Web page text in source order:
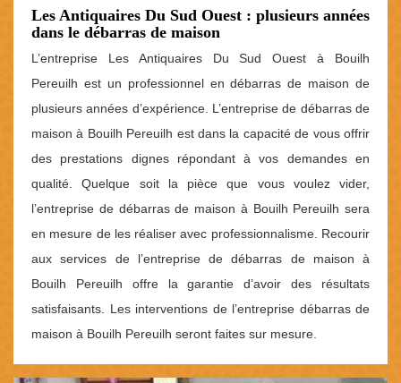
Les Antiquaires Du Sud Ouest : plusieurs années
dans le débarras de maison
L’entreprise Les Antiquaires Du Sud Ouest à Bouilh
Pereuilh est un professionnel en débarras de maison de
plusieurs années d’expérience. L’entreprise de débarras de
maison à Bouilh Pereuilh est dans la capacité de vous offrir
des prestations dignes répondant à vos demandes en
qualité. Quelque soit la pièce que vous voulez vider,
l’entreprise de débarras de maison à Bouilh Pereuilh sera
en mesure de les réaliser avec professionnalisme. Recourir
aux services de l’entreprise de débarras de maison à
Bouilh Pereuilh offre la garantie d’avoir des résultats
satisfaisants. Les interventions de l’entreprise débarras de
maison à Bouilh Pereuilh seront faites sur mesure.